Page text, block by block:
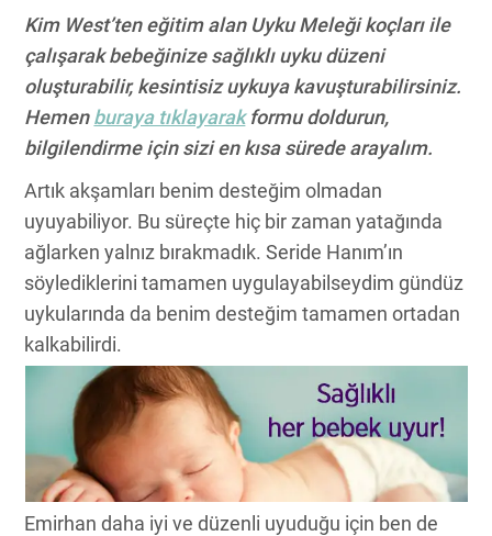
Kim West’ten eğitim alan Uyku Meleği koçları ile
çalışarak bebeğinize sağlıklı uyku düzeni
oluşturabilir, kesintisiz uykuya kavuşturabilirsiniz.
Hemenburaya tıklayarakformu doldurun,
bilgilendirme için sizi en kısa sürede arayalım.
Artık akşamları benim desteğim olmadan
uyuyabiliyor. Bu süreçte hiç bir zaman yatağında
ağlarken yalnız bırakmadık. Seride Hanım’ın
söylediklerini tamamen uygulayabilseydim gündüz
uykularında da benim desteğim tamamen ortadan
kalkabilirdi.
Emirhan daha iyi ve düzenli uyuduğu için ben de